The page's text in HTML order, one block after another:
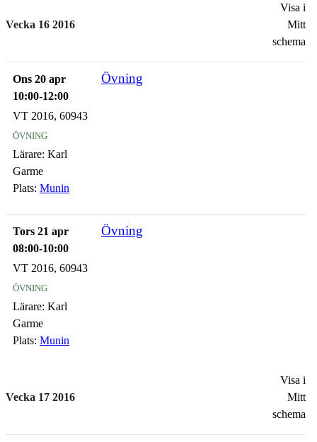
Vecka 16 2016
Visa i
Mitt
schema
Ons 20 apr
10:00-12:00
Övning
VT 2016, 60943
övning
Lärare: Karl
Garme
Plats: Munin
Tors 21 apr
08:00-10:00
Övning
VT 2016, 60943
övning
Lärare: Karl
Garme
Plats: Munin
Vecka 17 2016
Visa i
Mitt
schema